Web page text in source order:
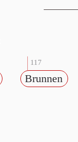
117
Brunnen